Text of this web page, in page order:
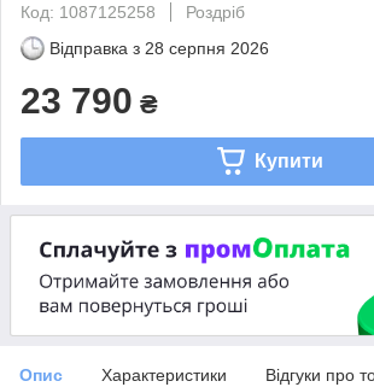
Код: 1087125258
Роздріб
Відправка з 28 серпня 2026
23 790 ₴
Купити
Опис Характеристики Відгуки про